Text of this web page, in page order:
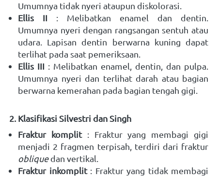
Umumnya tidak nyeri ataupun diskolorasi.
Ellis II : Melibatkan enamel dan dentin.
Umumnya nyeri dengan rangsangan sentuh atau
udara. Lapisan dentin berwarna kuning dapat
terlihat pada saat pemeriksaan.
Ellis III : Melibatkan enamel, dentin, dan pulpa.
Umumnya nyeri dan terlihat darah atau bagian
berwarna kemerahan pada bagian tengah gigi.
2. Klasifikasi Silvestri dan Singh
Fraktur komplit : Fraktur yang membagi gigi
oblique dan vertikal.
Fraktur inkomplit : Fraktur yang tidak membagi